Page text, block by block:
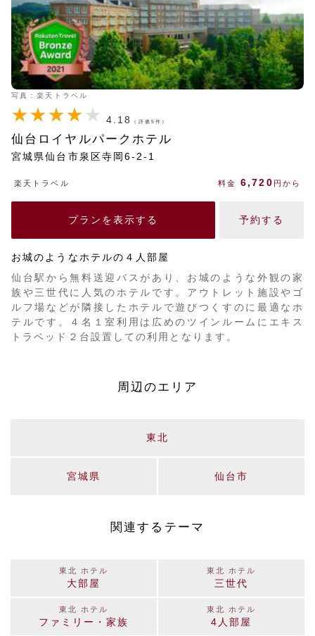
写真：楽天トラベル
4.18 （評価5件）
仙台ロイヤルパークホテル
宮城県仙台市泉区寺岡6-2-1
お城のようなホテルの４人部屋
仙台駅から無料送迎バスがあり、お城のような外観の家
族や三世代に人気のホテルです。アウトレット施設やゴ
ルフ場などが隣接したホテルで遊びつくすのに最適なホ
テルです。４名１室利用は広めのツインルームにエキス
トラベッド２台設置しての利用となります。
楽天トラベル 料金 6,720 円から
プランを表示する 予約する
周辺のエリア
仙台市
宮城県
東北
関連するテーマ
東北 ホテル
4人部屋
東北 ホテル
ファミリー・家族
東北 ホテル
三世代
東北 ホテル
大部屋